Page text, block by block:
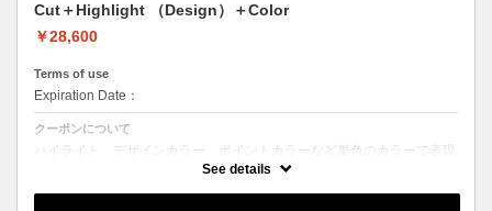
Cut＋Highlight （Design）＋Color
￥28,600
Terms of use
Expiration Date：
クーポンについて
ハイライト、デザインカラー、ポイントカラーなど単色のカラーで表現
できないデザインをご希望の方はこちらのメニューをお選びください。
●ご希望の色やカラー履歴、デザインによっては１度のブリーチでは表
See details